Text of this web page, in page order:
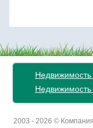
Недвижимость
2003 - 2026 ©